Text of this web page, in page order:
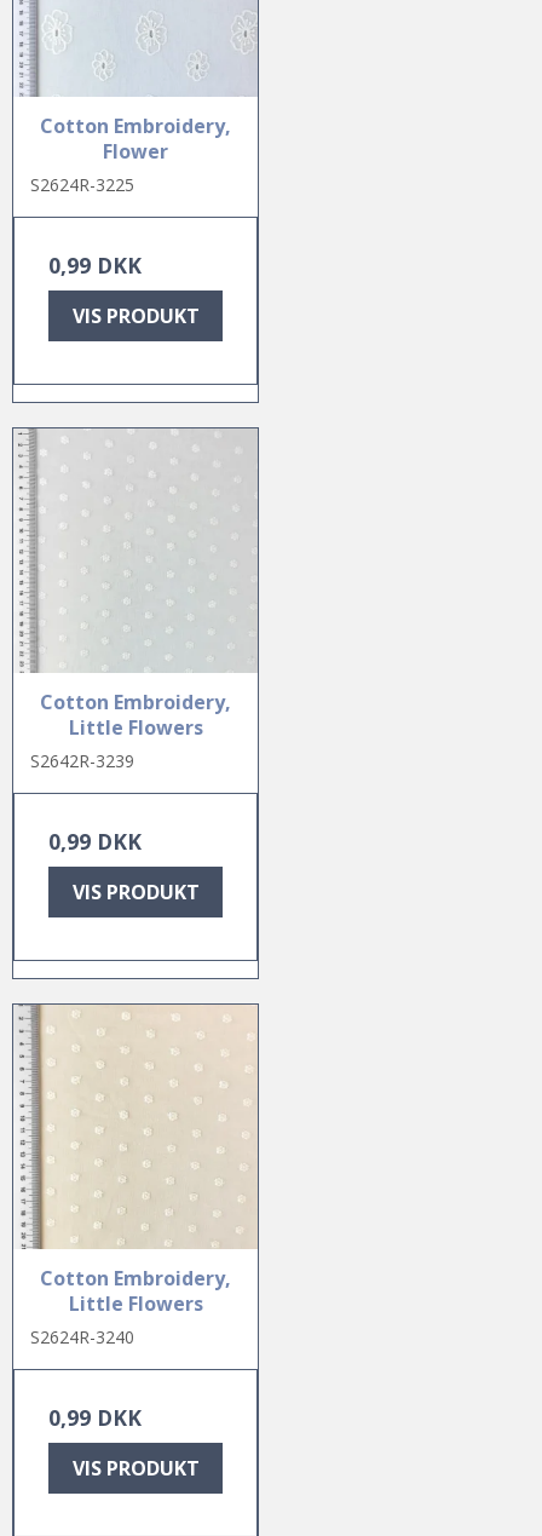
Cotton Embroidery,
Flower
S2624R-3225
0,99 DKK
VIS PRODUKT
Cotton Embroidery,
Little Flowers
S2642R-3239
0,99 DKK
VIS PRODUKT
Cotton Embroidery,
Little Flowers
S2624R-3240
0,99 DKK
VIS PRODUKT